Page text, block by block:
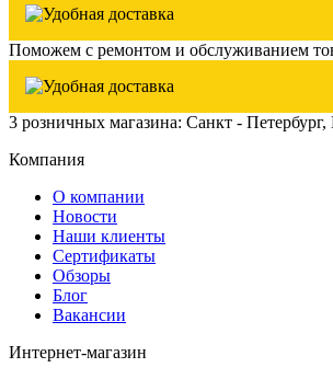
Поможем с ремонтом и обслуживанием
3 розничных магазина: Санкт -
Компания
О компании
Новости
Наши клиенты
Сертификаты
Обзоры
Блог
Вакансии
Интернет-магазин